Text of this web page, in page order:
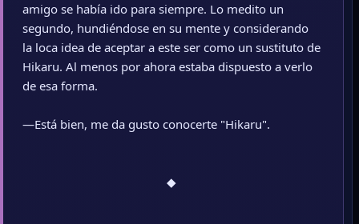
amigo se había ido para siempre. Lo medito un
segundo, hundiéndose en su mente y considerando
la loca idea de aceptar a este ser como un sustituto de
Hikaru. Al menos por ahora estaba dispuesto a verlo
de esa forma.
—Está bien, me da gusto conocerte "Hikaru".
◆​